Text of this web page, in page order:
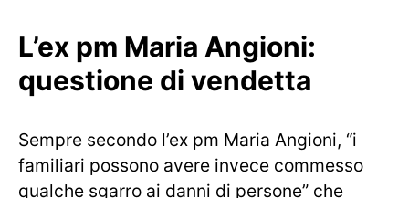
L’ex pm Maria Angioni:
questione di vendetta
Sempre secondo l’ex pm Maria Angioni, “i
familiari possono avere invece commesso
qualche sgarro ai danni di persone” che